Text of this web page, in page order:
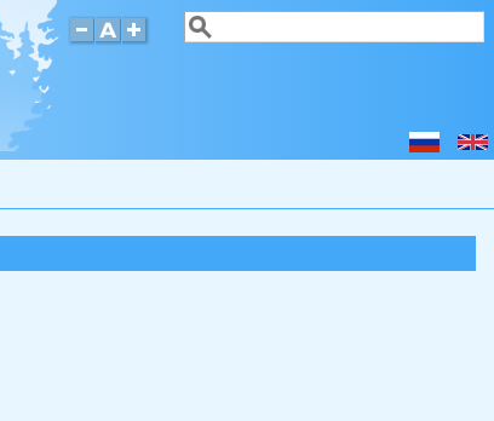
Форма поиска
Поиск